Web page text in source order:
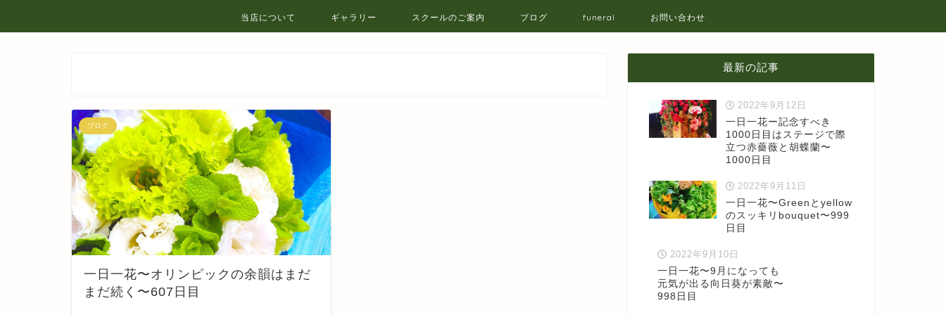
当店について ギャラリー スクールのご案内 ブログ funeral お問い合わせ
ブログ
一日一花〜オリンピックの余韻はまだ
まだ続く〜607日目
最新の記事
2022年9月12日
一日一花ー記念すべき
1000日目はステージで際
立つ赤薔薇と胡蝶蘭〜
1000日目
2022年9月11日
一日一花〜Greenとyellow
のスッキリbouquet〜999
日目
2022年9月10日
一日一花〜9月になっても
元気が出る向日葵が素敵〜
998日目